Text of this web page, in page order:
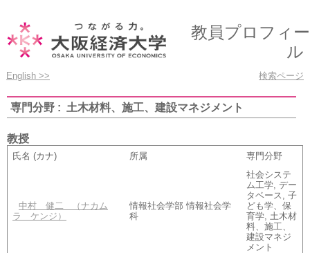
教員プロフィー
ル
English >> 検索ページ
専門分野 : 土木材料、施工、建設マネジメント
教授
氏名 (カナ) 所属 専門分野
中村 健二 （ナカム
ラ ケンジ）
情報社会学部 情報社会学
科
社会システ
ム工学, デー
タベース, 子
ども学、保
育学, 土木材
料、施工、
建設マネジ
メント